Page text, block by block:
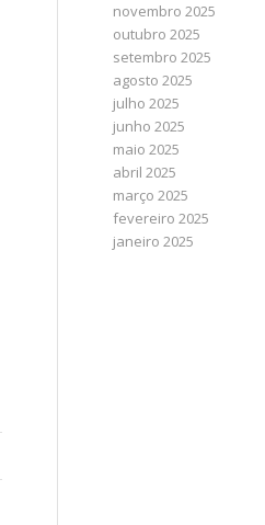
novembro 2025
outubro 2025
setembro 2025
agosto 2025
julho 2025
junho 2025
maio 2025
abril 2025
março 2025
fevereiro 2025
janeiro 2025